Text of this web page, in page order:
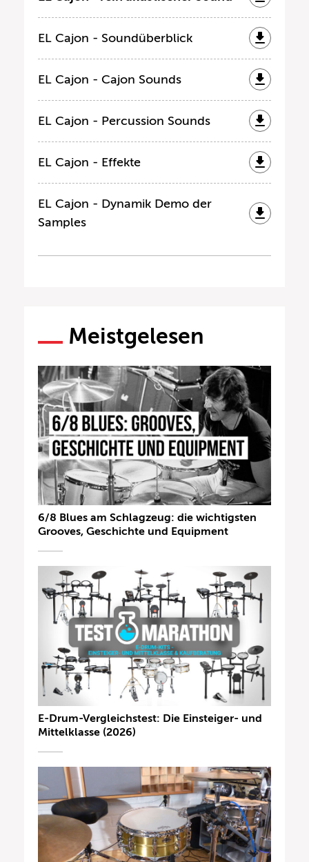
EL Cajon - Soundüberblick
EL Cajon - Cajon Sounds
EL Cajon - Percussion Sounds
EL Cajon - Effekte
EL Cajon - Dynamik Demo der
Samples
Meistgelesen
6/8 Blues am Schlagzeug: die wichtigsten
Grooves, Geschichte und Equipment
E-Drum-Vergleichstest: Die Einsteiger- und
Mittelklasse (2026)